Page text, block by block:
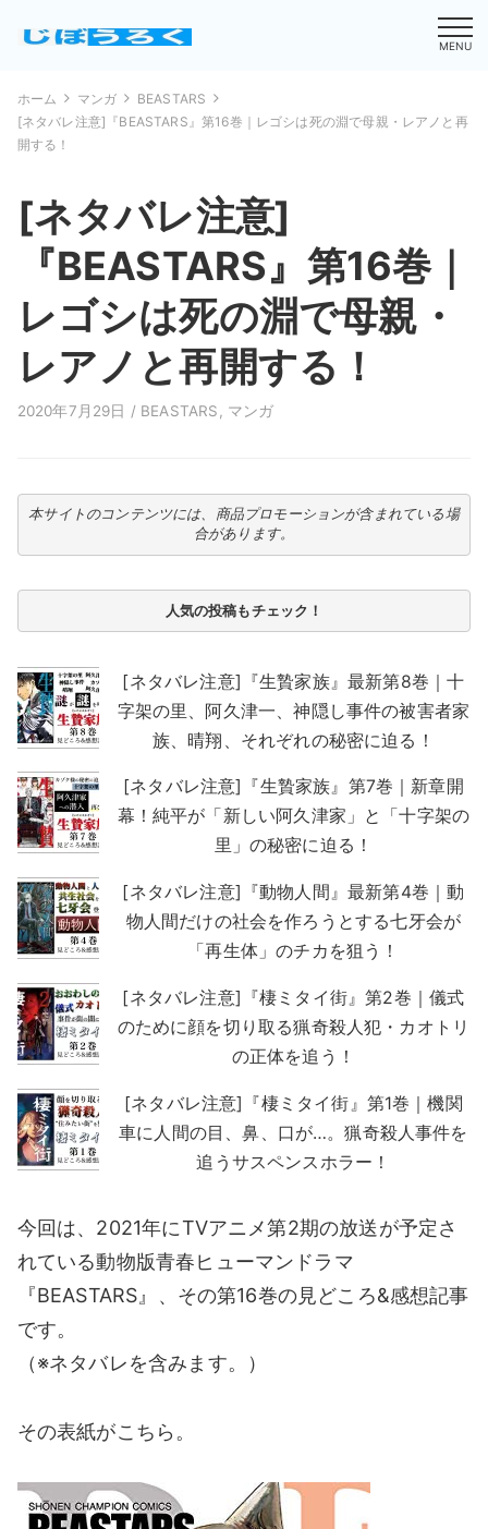
MENU
ホーム マンガ
BEASTARS
[ネタバレ注意]『BEASTARS』第16巻｜レゴシは死の淵で母親・レアノと再
開する！
[ネタバレ注意]
『BEASTARS』第16巻｜
レゴシは死の淵で母親・
レアノと再開する！
2020年7月29日 / BEASTARS マンガ
本サイトのコンテンツには、商品プロモーションが含まれている場
合があります。
人気の投稿もチェック！
[ネタバレ注意]『生贄家族』最新第8巻｜十
字架の里、阿久津一、神隠し事件の被害者家
族、晴翔、それぞれの秘密に迫る！
[ネタバレ注意]『生贄家族』第7巻｜新章開
幕！純平が「新しい阿久津家」と「十字架の
里」の秘密に迫る！
[ネタバレ注意]『動物人間』最新第4巻｜動
物人間だけの社会を作ろうとする七牙会が
「再生体」のチカを狙う！
[ネタバレ注意]『棲ミタイ街』第2巻｜儀式
のために顔を切り取る猟奇殺人犯・カオトリ
の正体を追う！
[ネタバレ注意]『棲ミタイ街』第1巻｜機関
車に人間の目、鼻、口が…。猟奇殺人事件を
追うサスペンスホラー！
今回は、2021年にTVアニメ第2期の放送が予定さ
れている動物版青春ヒューマンドラマ
『BEASTARS』、その第16巻の見どころ&感想記事
です。
（※ネタバレを含みます。）
その表紙がこちら。